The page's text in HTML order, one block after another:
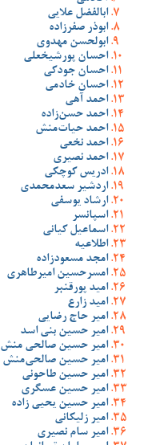
ابالفضل علایی
ابوذر صفرزاده
ابولحسن مهدوی
احسان پورشیخعلی
احسان جودکی
احسان خادمی
احمد آهی
احمد حسن‌زاده
احمد حیات‌منش
احمد نخعی
احمد نصیری
ادریس کوچکی
اردشیر سعدمحمدی
ارشاد یوسفی
اسپانسر
اسماعیل کیانی
اطلاعیه
امجد مسعودزاده
امسرحسین امیرطاهری
امید پورقنبر
امید زارع
امیر حاج رضایی
امیر حسین بنی اسد
امیر حسین صالحی منش
امیر حسین صالحی‌منش
امیر حسین طاحونی
امیر حسین عسگری
امیر حسین یحیی زاده
امیر زلیکانی
امیر سام نصیری